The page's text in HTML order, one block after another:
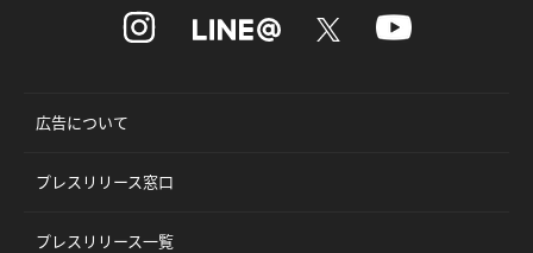
広告について
プレスリリース窓口
プレスリリース一覧